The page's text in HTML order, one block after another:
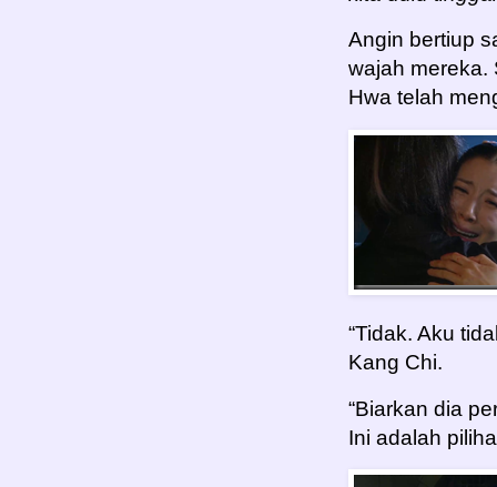
Angin bertiup
wajah mereka.
Hwa telah
“Tidak. Aku
Kang Chi.
“Biarkan dia
Ini adalah